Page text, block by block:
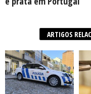
ARTIGOS